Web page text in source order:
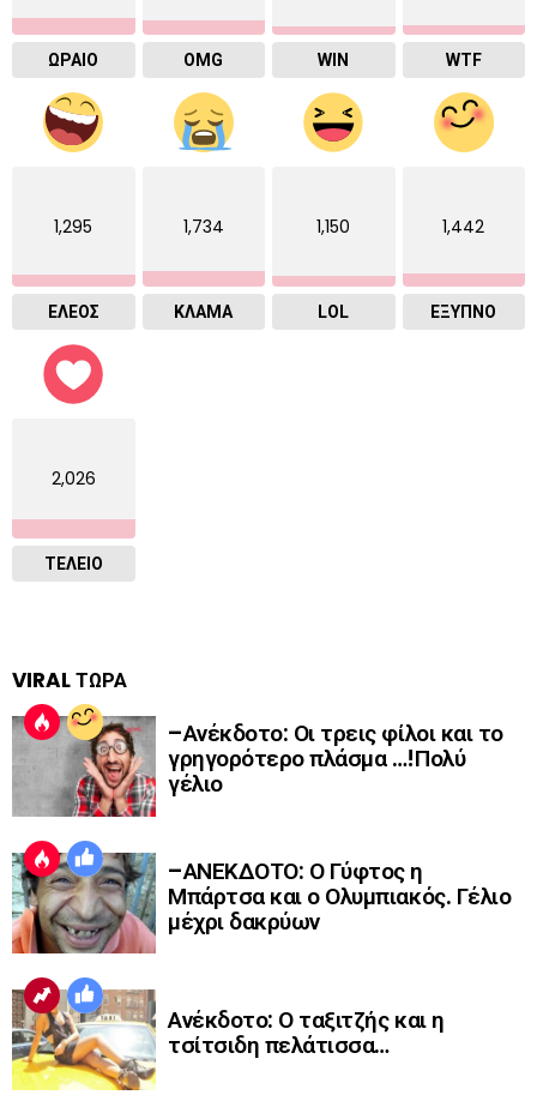
ΩΡΑΙΟ OMG WIN WTF
1,295
ΕΛΕΟΣ
1,734
ΚΛΑΜΑ
1,150
LOL
1,442
ΈΞΥΠΝΟ
2,026
ΤΕΛΕΙΟ
VIRAL ΤΩΡΑ
–Ανέκδοτο: Οι τρεις φίλοι και το
γρηγορότερο πλάσμα …!Πολύ
γέλιο
–ΑΝΕΚΔΟΤΟ: Ο Γύφτος η
Μπάρτσα και ο Ολυμπιακός. Γέλιο
μέχρι δακρύων
Ανέκδοτο: Ο ταξιτζής και η
τσίτσιδη πελάτισσα…